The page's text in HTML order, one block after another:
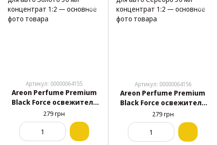
Артикул: 00000064155
Areon Perfume Premium
Black Force освежитель
спрей для авто Золото 30
мл концентрат 1:2
279 грн
Артикул: 00000064156
Areon Perfume Premium
Black Force освежитель
спрей для авто Серебро
30 мл концентрат 1:2
279 грн